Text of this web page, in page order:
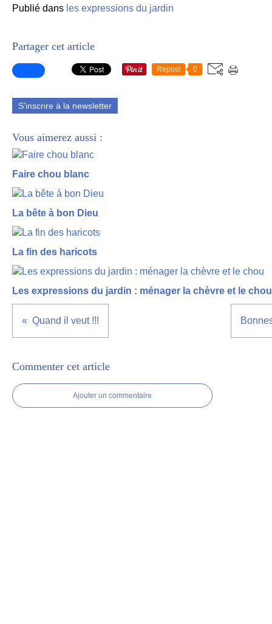
Publié dans les expressions du jardin
Partager cet article
Repost 0
S'inscrire à la newsletter
Vous aimerez aussi :
Faire chou blanc
La bête à bon Dieu
La fin des haricots
Les expressions du jardin : ménager la chèvre et le chou
Quand il veut !!!
Commenter cet article
Ajouter un commentaire